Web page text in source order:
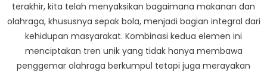
terakhir, kita telah menyaksikan bagaimana makanan dan
olahraga, khususnya sepak bola, menjadi bagian integral dari
kehidupan masyarakat. Kombinasi kedua elemen ini
menciptakan tren unik yang tidak hanya membawa
penggemar olahraga berkumpul tetapi juga merayakan